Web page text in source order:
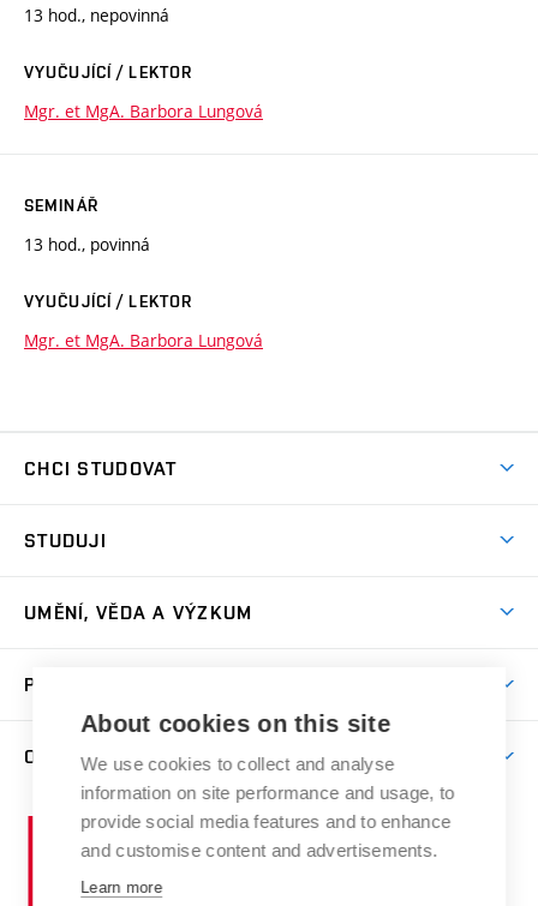
13 hod., nepovinná
VYUČUJÍCÍ / LEKTOR
Mgr. et MgA. Barbora Lungová
SEMINÁŘ
13 hod., povinná
VYUČUJÍCÍ / LEKTOR
Mgr. et MgA. Barbora Lungová
CHCI STUDOVAT
Přijímačky
Dny otevřených dveří
Přípravné kurzy
Studium bez bariér
Katedra teorií a dějin umění
Kabinety a dílny
Kontakt
E-přihláška
STUDUJI
Časový plán studia
Studijní předpisy a formuláře
Studium a stáže v zahraničí
Rezidenční pobyty
Odborná praxe
Stipendia
UMĚNÍ, VĚDA A VÝZKUM
Publikační činnost
Projekty
Výstavy
PRO VEŘEJNOST
Letní školy a semestrální kurzy
Nakladatelská a vydavatelská činnost
Research Catalogue
O FAKULTĚ
Aktuality
Informační tabule
Organizační struktura
Vysoké
učení
About cookies on this site
We use cookies to collect and analyse
information on site performance and usage, to
provide social media features and to enhance
and customise content and advertisements.
Learn more